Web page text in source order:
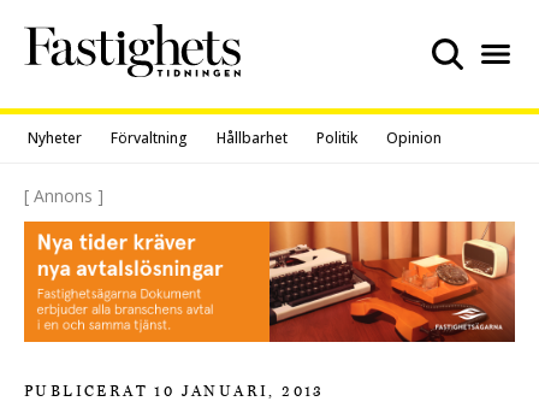
content
Nyheter Förvaltning Hållbarhet Politik Opinion
[ Annons ]
PUBLICERAT 10 JANUARI, 2013